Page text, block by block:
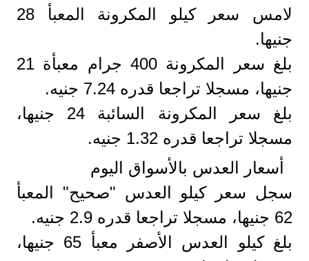
لامس سعر كيلو المكرونة المعبأ 28
جنيها.
بلغ سعر المكرونة 400 جرام معبأة 21
جنيها، مسجلا تراجعا قدره 7.24 جنيه.
بلغ سعر المكرونة السائبة 24 جنيها،
مسجلا تراجعا قدره 1.32 جنيه.
أسعار العدس بالأسواق اليوم
سجل سعر كيلو العدس "صحيح" المعبأ
62 جنيها، مسجلا تراجعا قدره 2.9 جنيه.
بلغ كيلو العدس الأصفر معبأ 65 جنيها،